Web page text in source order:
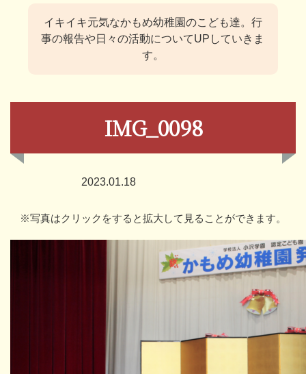
イキイキ元気なかもめ幼稚園のこども達。 行
事の報告や日々の活動についてUPしていきま
す。
IMG_0098
2023.01.18
※写真はクリックをすると拡大して見ることができます。